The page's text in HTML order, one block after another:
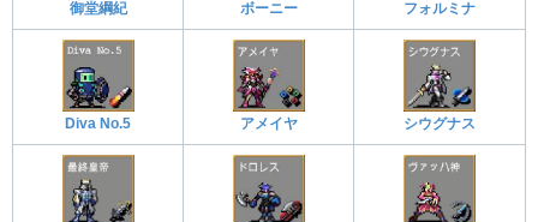
御堂綱紀 ボーニー フォルミナ
Diva No.5 アメイヤ シウグナス